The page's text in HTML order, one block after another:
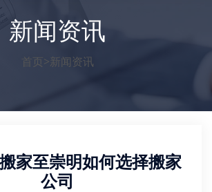
新闻资讯
首页>新闻资讯
家至崇明如何选择搬家
公司